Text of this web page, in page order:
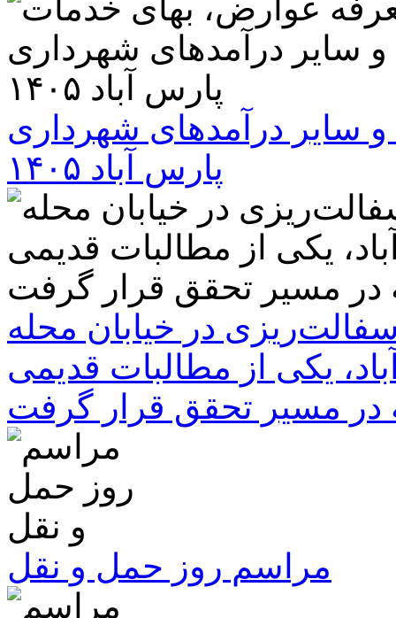
سایر درآمدهای شهرداری
پارس آباد ۱۴۰۵
در خیابان محله
یکی از مطالبات قدیمی
در مسیر تحقق قرار گرفت
مراسم روز حمل و نقل